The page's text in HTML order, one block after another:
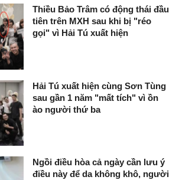
Thiều Bảo Trâm có động thái đầu
tiên trên MXH sau khi bị "réo
gọi" vì Hải Tú xuất hiện
Hải Tú xuất hiện cùng Sơn Tùng
sau gần 1 năm "mất tích" vì ồn
ào người thứ ba
Ngồi điều hòa cả ngày cần lưu ý
điều này để da không khô, người